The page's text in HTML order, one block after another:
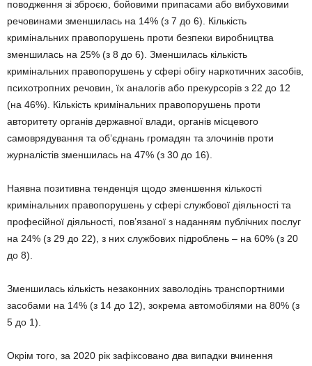
поводження зі зброєю, бойо­вими припасами або вибуховими
речовина­ми зменшилась на 14% (з 7 до 6). Кіль­кість
кримінальних правопорушень проти безпеки виробництва
зменшилась на 25% (з 8 до 6). Зменшилась кількість
кримінальних правопо­рушень у сфері обігу наркотичних засобів,
психотропних речовин, їх аналогів або прекур­сорів з 22 до 12
(на 46%). Кіль­кість кримінальних правопорушень проти
авторитету органів державної влади, органів місцевого
самовряду­вання та об’єднань громадян та злочинів проти
журналістів змен­шилась на 47% (з 30 до 16).
Наявна позитивна тенденція щодо змен­шення кількості
кримінальних правопору­шень у сфері службової діяльності та
про­фе­сійної діяльності, пов’язаної з наданням публічних послуг
на 24% (з 29 до 22), з них службових підроблень – на 60% (з 20
до 8).
Зменшилась кількість незаконних заво­лодінь тран­спортними
засобами на 14% (з 14 до 12), зок­рема автомобілями на 80% (з
5 до 1).
Окрім того, за 2020 рік зафіксовано два випадки вчинення